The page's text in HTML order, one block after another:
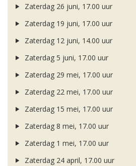
Zaterdag 26 juni, 17.00 uur
Zaterdag 19 juni, 17.00 uur
Zaterdag 12 juni, 14.00 uur
Zaterdag 5 juni, 17.00 uur
Zaterdag 29 mei, 17.00 uur
Zaterdag 22 mei, 17.00 uur
Zaterdag 15 mei, 17.00 uur
Zaterdag 8 mei, 17.00 uur
Zaterdag 1 mei, 17.00 uur
Zaterdag 24 april, 17.00 uur